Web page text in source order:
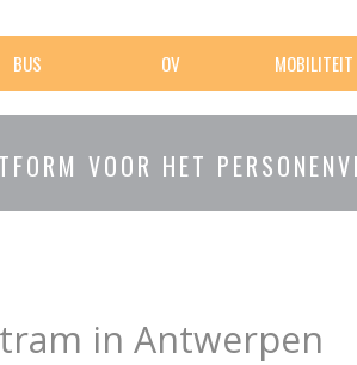
BUS OV MOBILITEIT
VOOR HET
in Antwerpen